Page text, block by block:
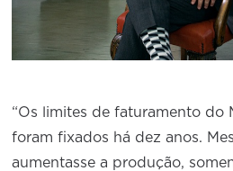
“Os limites de faturamento do
foram fixados há dez anos.
aumentasse a produção,